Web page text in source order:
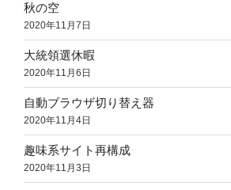
秋の空
2020年11月7日
大統領選休暇
2020年11月6日
自動ブラウザ切り替え器
2020年11月4日
趣味系サイト再構成
2020年11月3日